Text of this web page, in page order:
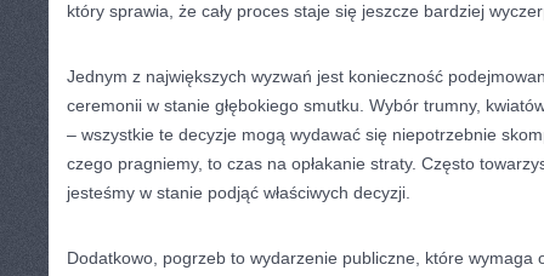
który sprawia, że cały proces staje się jeszcze bardziej
Jednym z największych wyzwań jest konieczność
ceremonii w stanie głębokiego smutku. Wybór trumny,
– wszystkie te decyzje mogą wydawać się niepotrzebnie
czego pragniemy, to czas na opłakanie straty. Często
jesteśmy w stanie podjąć właściwych decyzji.
Dodatkowo, pogrzeb to wydarzenie publiczne, które wymaga